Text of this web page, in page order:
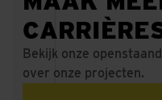
Bekijk onze
over onze projecten.